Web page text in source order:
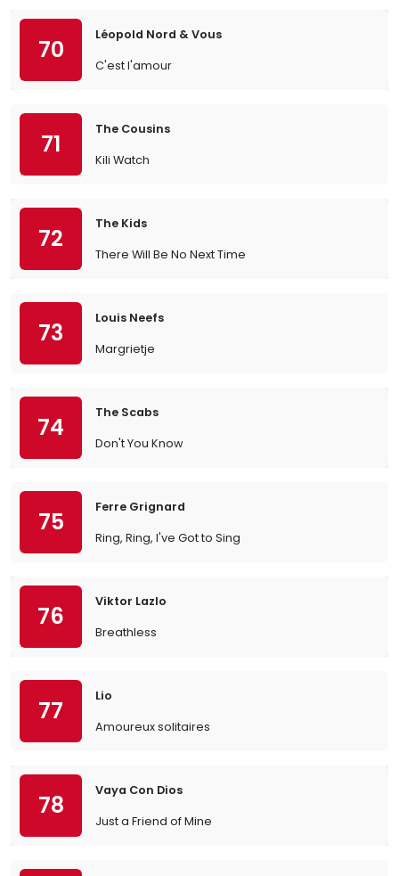
70
Léopold Nord & Vous
C'est l'amour
71
The Cousins
Kili Watch
72
The Kids
There Will Be No Next Time
73
Louis Neefs
Margrietje
74
The Scabs
Don't You Know
75
Ferre Grignard
Ring, Ring, I've Got to Sing
76
Viktor Lazlo
Breathless
77
Lio
Amoureux solitaires
78
Vaya Con Dios
Just a Friend of Mine